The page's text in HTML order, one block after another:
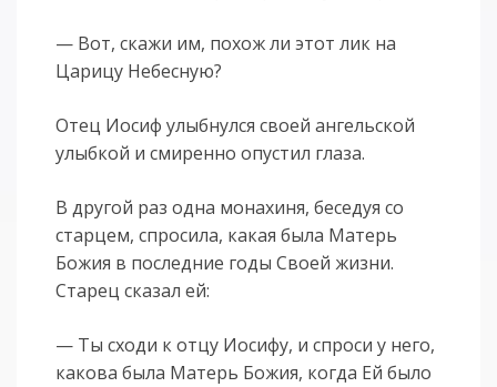
— Вот, скажи им, похож ли этот лик на
Царицу Небесную?
Отец Иосиф улыбнулся своей ангельской
улыбкой и смиренно опустил глаза.
В другой раз одна монахиня, беседуя со
старцем, спросила, какая была Матерь
Божия в последние годы Своей жизни.
Старец сказал ей:
— Ты сходи к отцу Иосифу, и спроси у него,
какова была Матерь Божия, когда Ей было